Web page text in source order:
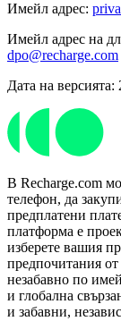
Имейл адрес:
Имейл адрес на
dpo@recharge.com
Дата на версията:
В Recharge.com
телефон, да
предплатени
платформа е
изберете вашия
предпочитания
незабавно по
и глобална
и забавни,